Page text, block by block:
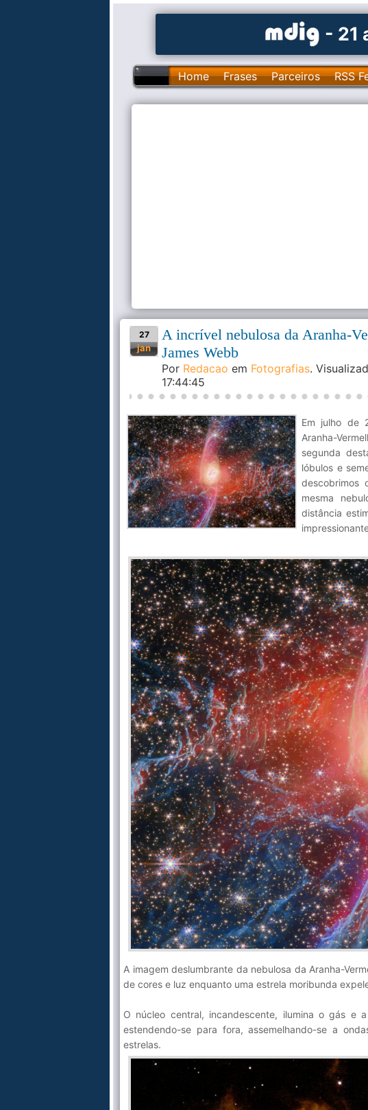
- 21
Home Frases Parceiros RSS
27
jan
A incrível nebulosa da Aranha-
James Webb
Por Redacao em Fotografias.
17:44:45
Em julho de
Aranha-
segunda
lóbulos e
descobrimos
mesma
distância
A imagem deslumbrante da nebulosa da Aranha-
de cores e luz enquanto uma estrela moribunda
O núcleo central, incandescente, ilumina o gás e
estendendo-se para fora, assemelhando-se a
estrelas.